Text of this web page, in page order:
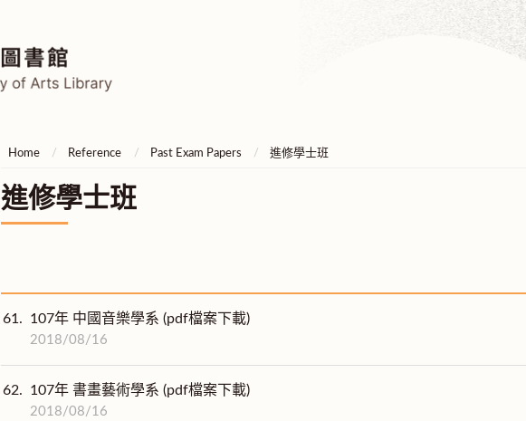
Home Reference Past Exam Papers 進修學士班
進修學士班
61. 107年 中國音樂學系 (pdf檔案下載)
2018/08/16
62. 107年 書畫藝術學系 (pdf檔案下載)
2018/08/16